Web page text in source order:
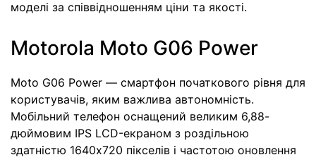
моделі за співвідношенням ціни та якості.
Motorola Moto G06 Power
Moto G06 Power — смартфон початкового рівня для
користувачів, яким важлива автономність.
Мобільний телефон оснащений великим 6,88-
дюймовим IPS LCD-екраном з роздільною
здатністю 1640х720 пікселів і частотою оновлення